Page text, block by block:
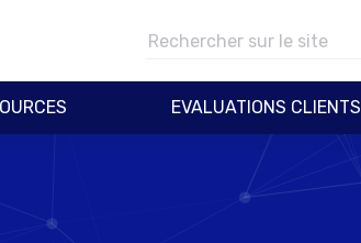
EVALUATIONS CLIENTS